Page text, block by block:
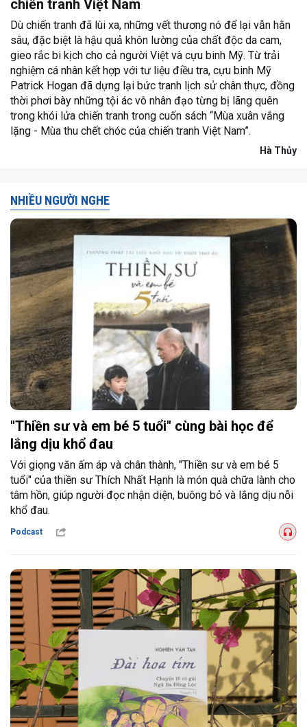
chiến tranh Việt Nam
Dù chiến tranh đã lùi xa, những vết thương nó để lại vẫn hằn
sâu, đặc biệt là hậu quả khôn lường của chất độc da cam,
gieo rắc bi kịch cho cả người Việt và cựu binh Mỹ. Từ trải
nghiệm cá nhân kết hợp với tư liệu điều tra, cựu binh Mỹ
Patrick Hogan đã dựng lại bức tranh lịch sử chân thực, đồng
thời phơi bày những tội ác vô nhân đạo từng bị lãng quên
trong khói lửa chiến tranh trong cuốn sách “Mùa xuân vắng
lặng - Mùa thu chết chóc của chiến tranh Việt Nam”.
Hà Thủy
NHIỀU NGƯỜI NGHE
"Thiền sư và em bé 5 tuổi" cùng bài học để
lắng dịu khổ đau
Với giọng văn ấm áp và chân thành, "Thiền sư và em bé 5
tuổi" của thiền sư Thích Nhất Hạnh là món quà chữa lành cho
tâm hồn, giúp người đọc nhận diện, buông bỏ và lắng dịu nỗi
khổ đau.
Podcast